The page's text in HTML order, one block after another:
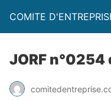
COMITE
JORF